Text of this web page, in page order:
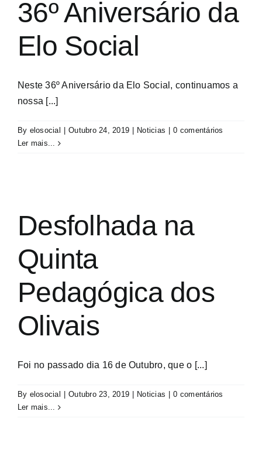
36º Aniversário da
Elo Social
Neste 36º Aniversário da Elo Social, continuamos a
nossa [...]
By elosocial Outubro 24, 2019 Noticias
0 comentários
Ler mais...
Desfolhada na
Quinta
Pedagógica dos
Olivais
Foi no passado dia 16 de Outubro, que o [...]
By elosocial Outubro 23, 2019 Noticias
0 comentários
Ler mais...